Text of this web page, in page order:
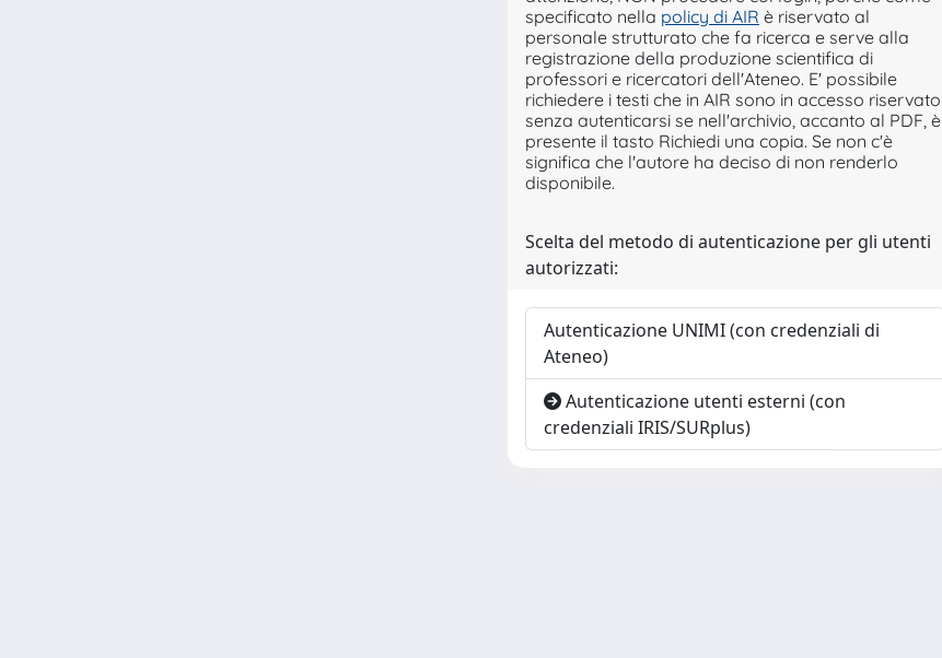
specificato nella policy di AIR è riservato al
personale strutturato che fa ricerca e serve alla
registrazione della produzione scientifica di
professori e ricercatori dell'Ateneo. E' possibile
richiedere i testi che in AIR sono in accesso riservato
senza autenticarsi se nell'archivio, accanto al PDF, è
presente il tasto Richiedi una copia. Se non c'è
significa che l'autore ha deciso di non renderlo
disponibile.
Scelta del metodo di autenticazione per gli utenti
autorizzati:
Autenticazione UNIMI (con credenziali di
Ateneo)
Autenticazione utenti esterni (con
credenziali IRIS/SURplus)